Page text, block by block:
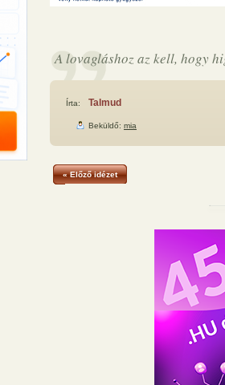
A lovagláshoz az kell, hogy
Írta: Talmud
Beküldő: mia
« Előző idézet